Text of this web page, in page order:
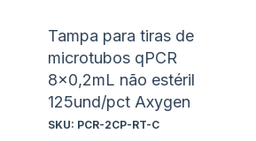
Tampa para tiras de
microtubos qPCR
8x0,2mL não estéril
125und/pct Axygen
SKU: PCR-2CP-RT-C